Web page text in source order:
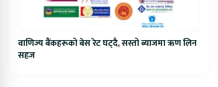
वाणिज्य बैंकहरूको बेस रेट घट्दै, सस्तो ब्याजमा ऋण लिन
सहज